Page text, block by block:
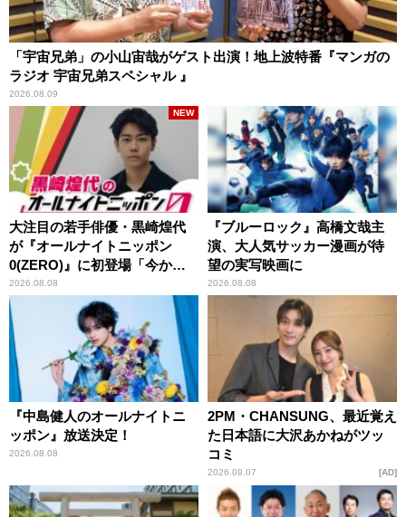
「宇宙兄弟」の小山宙哉がゲスト出演！地上波特番『マンガの
ラジオ 宇宙兄弟スペシャル 』
2026.08.09
大注目の若手俳優・黒崎煌代
が『オールナイトニッポン
0(ZERO)』に初登場「今から
とてもワクワクしておりま
す！」
2026.08.08
NEW
『ブルーロック』高橋文哉主
演、大人気サッカー漫画が待
望の実写映画に
2026.08.08
『中島健人のオールナイトニ
ッポン』放送決定！
2026.08.08
2PM・CHANSUNG、最近覚え
た日本語に大沢あかねがツッ
コミ
2026.08.07 AD